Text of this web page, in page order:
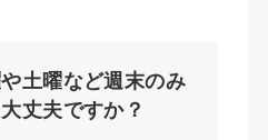
土曜など週末のみ
丈夫ですか？